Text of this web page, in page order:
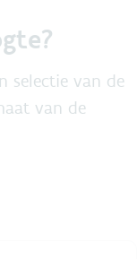
selectie van de
van de